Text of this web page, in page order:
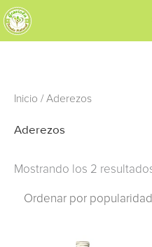
al
Inicio / Aderezos
Aderezos
Mostrando los 2